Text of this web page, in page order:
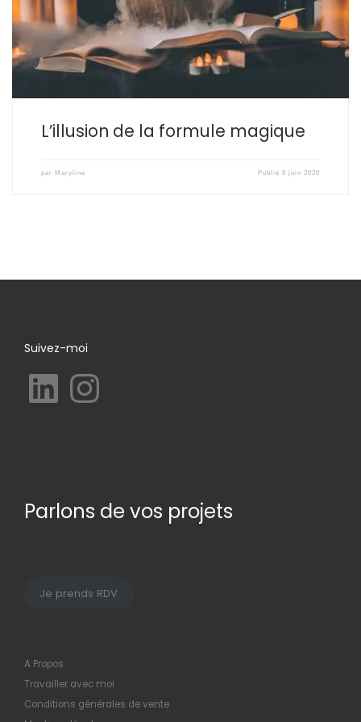
rapporte des clients “à la demande” ?
L’illusion de la formule magique
par Maryline Publié8 juin 2020
Suivez-moi
LinkedIn Instagram
Parlons de vos projets
Je prends RDV
A Propos
Travailler avec moi
Conditions générales de vente